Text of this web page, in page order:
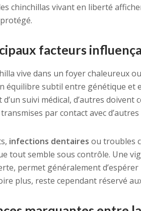
chinchillas vivant en liberté
facteurs
vive dans un foyer chaleureux
équilibre subtil entre génétique et
d’un suivi médical, d’autres
par contact avec d’autres
infections dentaires ou troubles
tout semble sous contrôle. Une
permet généralement
plus, reste cependant réservé